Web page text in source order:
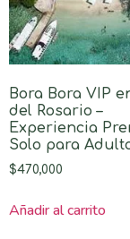
Bora Bora VIP
del Rosario –
Experiencia
Solo para
$470,000
Añadir al carrito